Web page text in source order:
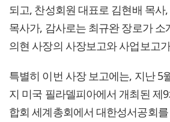
되고, 찬성회원 대표로 김현배 목사
목사가, 감사로는 최규완 장로가 소
의현 사장의 사장보고와 사업보고
특별히 이번 사장 보고에는, 지난 5
지 미국 필라델피아에서 개최된 제
합회 세계총회에서 대한성서공회